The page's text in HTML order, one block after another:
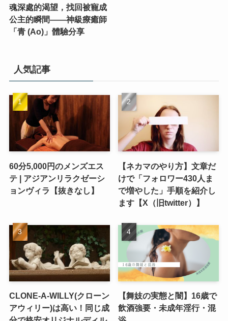
魂深處的渴望，找回被寵成
公主的瞬間——神級療癒師
「青 (Ao)」體驗分享
人気記事
60分5,000円のメンズエス
テ | アジアンリラクゼーシ
ョンヴィラ【抜きなし】
【ネカマのやり方】文章だ
けで「フォロワー430人ま
で増やした」手順を紹介し
ます【X（旧twitter）】
CLONE-A-WILLY(クローン
アウィリー)は高い！同じ成
【舞妓の実態と闇】16歳で
飲酒強要・未成年淫行・混